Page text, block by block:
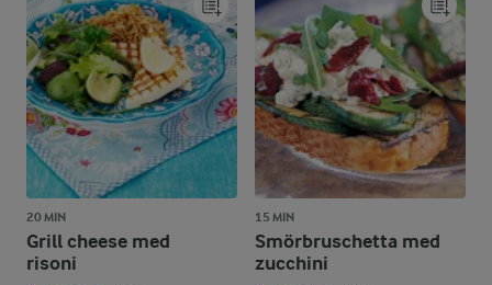
20 MIN
Grill cheese med
risoni
15 MIN
Smörbruschetta med
zucchini